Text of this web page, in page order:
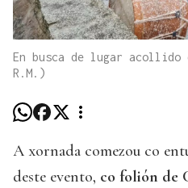
En busca de lugar acollido
R.M.)
A xornada comezou co
deste evento, co folión de